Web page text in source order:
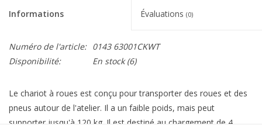
Informations Évaluations (0)
Numéro de l'article: 0143 63001CKWT
Disponibilité:
En stock(6)
Le chariot à roues est conçu pour transporter des roues et des
pneus autour de l'atelier. Il a un faible poids, mais peut
supporter jusqu'à 120 kg. Il est destiné au chargement de 4